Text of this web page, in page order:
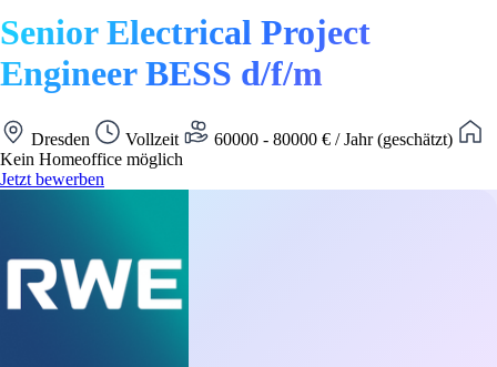
Senior Electrical Project
Engineer BESS d/f/m
Dresden Vollzeit
60000 - 80000 € / Jahr (geschätzt)
Kein Homeoffice möglich
Jetzt bewerben